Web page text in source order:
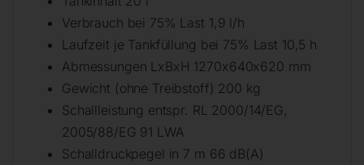
Verbrauch bei 75% Last 1,9 l/h
Laufzeit je Tankfüllung bei 75% Last 10,5 h
Abmessungen LxBxH 1270x640x620 mm
Gewicht (ohne Treibstoff) 200 kg
Schallleistung entspr. RL 2000/14/EG,
2005/88/EG 91 LWA
Schalldruckpegel in 7 m 66 dB(A)